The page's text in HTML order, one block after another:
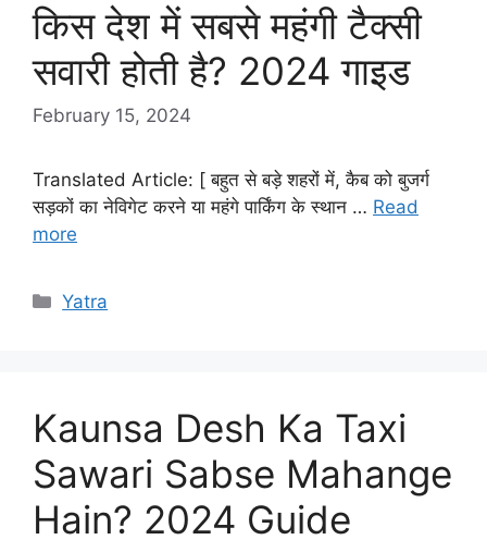
किस देश में सबसे महंगी टैक्सी
सवारी होती है? 2024 गाइड
February 15, 2024
Translated Article: [ बहुत से बड़े शहरों में, कैब को बुजर्ग
सड़कों का नेविगेट करने या महंगे पार्किंग के स्थान … Read
more
Categories
Yatra
Kaunsa Desh Ka Taxi
Sawari Sabse Mahange
Hain? 2024 Guide